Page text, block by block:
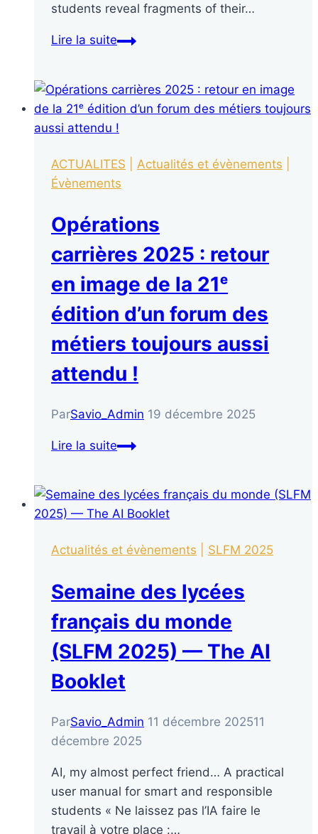
students reveal fragments of their…
Lire la suite
ACTUALITES Actualités et évènements
Évènements
Opérations
carrières 2025 : retour
en image de la 21ᵉ
édition d’un forum des
métiers toujours aussi
attendu !
ParSavio_Admin 19 décembre 2025
Lire la suite
Actualités et évènements SLFM 2025
Semaine des lycées
français du monde
(SLFM 2025) — The AI
Booklet
ParSavio_Admin 11 décembre 202511
décembre 2025
AI, my almost perfect friend… A practical
user manual for smart and responsible
students « Ne laissez pas l’IA faire le
travail à votre place :…